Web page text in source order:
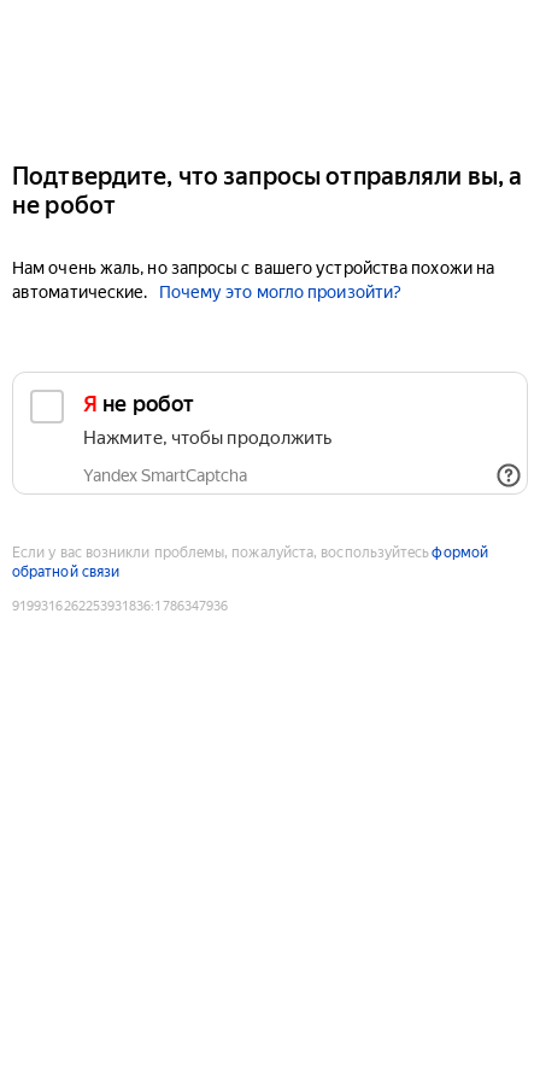
Подтвердите, что запросы отправляли вы, а
не робот
Нам очень жаль, но запросы с вашего устройства похожи на
автоматические.
Почему это могло произойти?
Я не робот
Нажмите, чтобы продолжить
Yandex SmartCaptcha
Если у вас возникли проблемы, пожалуйста, воспользуйтесьформой
обратной связи
9199316262253931836:1786347936